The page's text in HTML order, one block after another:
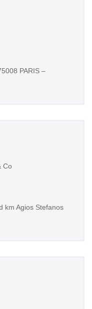
PARIS –
Co
km Agios Stefanos